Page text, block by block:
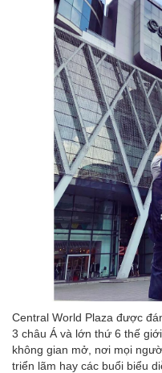
Central World Plaza được
3 châu Á và lớn thứ 6 thế
không gian mở, nơi mọi
triển lãm hay các buổi biểu